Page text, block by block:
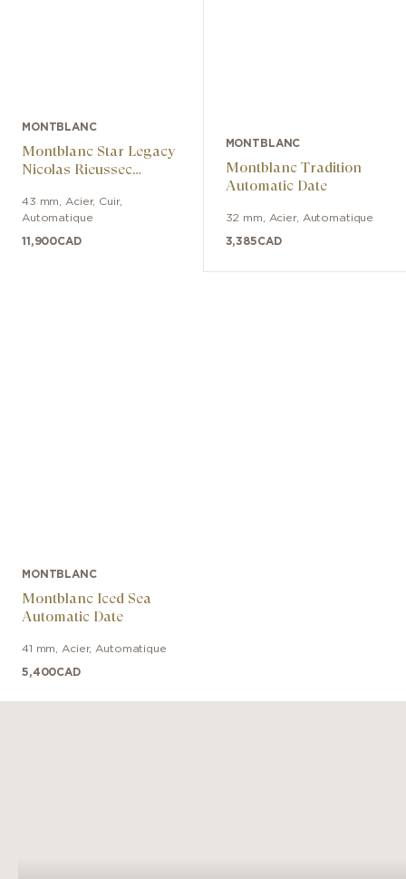
MONTBLANC
Montblanc Star Legacy
Nicolas Rieussec
43 mm Acier, Cuir,
Automatique
11,900CAD
MONTBLANC
Montblanc Tradition
Automatic Date
32 mm Acier, Automatique
3,385CAD
MONTBLANC
Montblanc Iced Sea
Automatic Date
41 mm Acier, Automatique
5,400CAD